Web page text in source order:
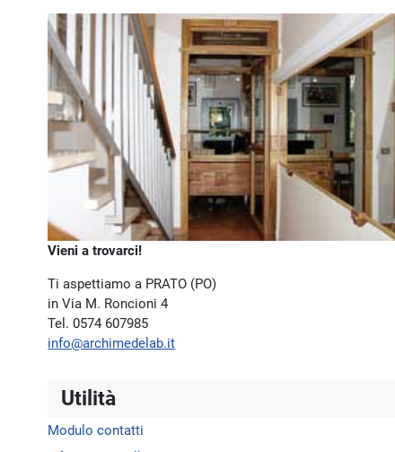
Vieni a trovarci!
Ti aspettiamo a PRATO (PO)
in Via M. Roncioni 4
Tel. 0574 607985
info@archimedelab.it
Utilità
Modulo contatti